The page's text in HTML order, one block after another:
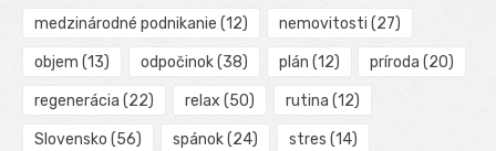
medzinárodné podnikanie (12) nemovitosti (27)
objem (13) odpočinok(38) plán (12) príroda (20)
regenerácia (22) relax (50) rutina (12)
Slovensko (56) spánok(24) stres (14)